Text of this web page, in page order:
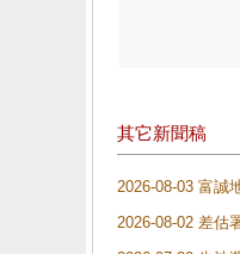
其它新聞稿
2026-08-03 富誠
2026-08-02 差估